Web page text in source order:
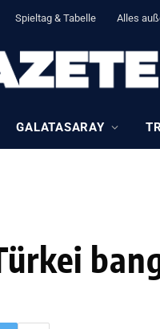
Spieltag & Tabelle Alles
GALATASARAY